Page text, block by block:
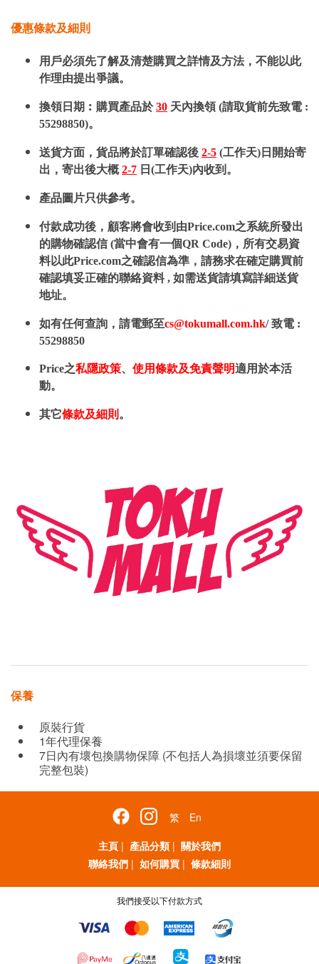
優惠條款及細則
用戶必須先了解及清楚購買之詳情及方法，不能以此
作理由提出爭議。
換領日期︰購買產品於30 天內換領 (請取貨前先致電 :
55298850)。
送貨方面，貨品將於訂單確認後 2-5 (工作天)日開始寄
出，寄出後大概2-7 日(工作天)內收到。
產品圖片只供參考。
付款成功後，顧客將會收到由Price.com之系統所發出
的購物確認信 (當中會有一個QR Code)，所有交易資
料以此Price.com之確認信為準，請務求在確定購買前
確認填妥正確的聯絡資料 , 如需送貨請填寫詳細送貨
地址。
如有任何查詢，請電郵至cs@tokumall.com.hk/ 致電 :
55298850
Price之私隱政策、 使用條款及免責聲明適用於本活
動。
其它條款及細則 。
保養
原裝行貨
1年代理保養
7日內有壞包換購物保障 (不包括人為損壞並須要保留
完整包裝)
繁
En
主頁 | 產品分類 | 關於我們
聯絡我們 | 如何購買 | 條款細則
我們接受以下付款方式